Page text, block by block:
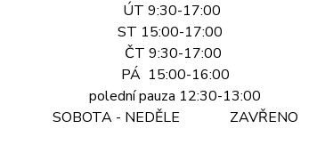
ÚT 9:30-17:00
ST 15:00-17:00
ČT 9:30-17:00
PÁ 15:00-16:00
polední pauza 12:30-13:00
SOBOTA - NEDĚLE ZAVŘENO